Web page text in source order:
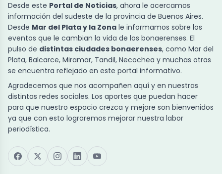
Desde este Portal de Noticias, ahora le acercamos
información del sudeste de la provincia de Buenos Aires.
Desde Mar del Plata y la Zona le informamos sobre los
eventos que le cambian la vida de los bonaerenses. El
pulso de distintas ciudades bonaerenses, como Mar del
Plata, Balcarce, Miramar, Tandil, Necochea y muchas otras
se encuentra reflejado en este portal informativo.
Agradecemos que nos acompañen aquí y en nuestras
distintas redes sociales. Los aportes que puedan hacer
para que nuestro espacio crezca y mejore son bienvenidos
ya que con esto lograremos mejorar nuestra labor
periodística.